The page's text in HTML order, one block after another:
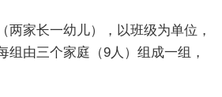
两家长一幼儿），以班级为单位，
组由三个家庭（9人）组成一组，